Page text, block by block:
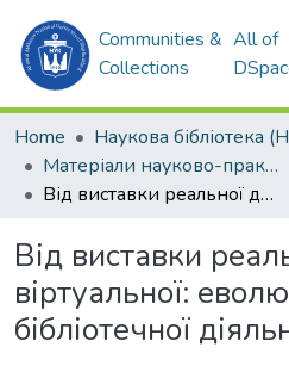
Communities &
Collections
All of
Home
Наукова бібліотека
Матеріали науково-практичних заходів (НБ)
Від виставки реальної до віртуальної: еволюція бібліотечної діяльності
Від виставки
віртуальної:
бібліотечної